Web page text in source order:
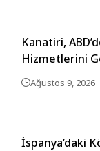
Kanatiri,
Hizmetlerini
Ağustos 9, 2026
İspanya’daki